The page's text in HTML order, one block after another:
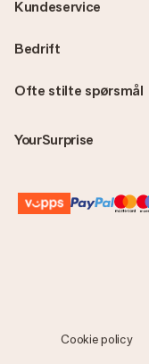
Ofte stilte spørsmål
YourSurprise
Kundeservice
Bedrift
Cookie policy